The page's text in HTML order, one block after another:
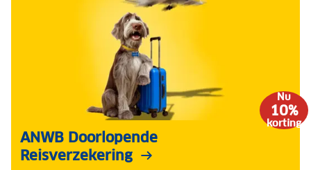
Nu
10%
korting
ANWB Doorlopende
Reisverzekering